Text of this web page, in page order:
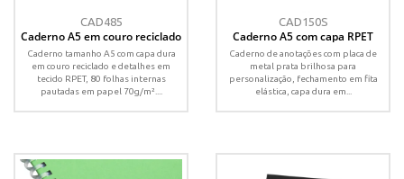
CAD485
Caderno A5 em couro reciclado
Caderno tamanho A5 com capa dura
em couro reciclado e detalhes em
tecido RPET, 80 folhas internas
pautadas em papel 70g/m²....
CAD150S
Caderno A5 com capa RPET
Caderno de anotações com placa de
metal prata brilhosa para
personalização, fechamento em fita
elástica, capa dura em...